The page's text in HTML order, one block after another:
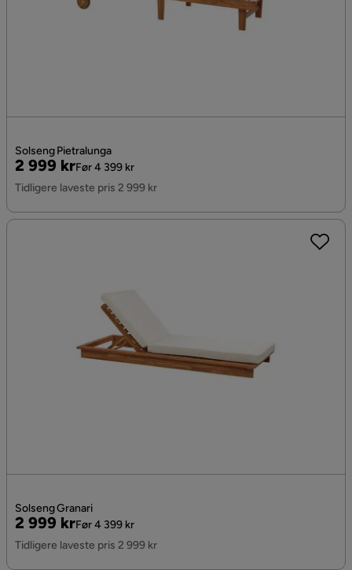
Solseng Pietralunga
Pris
2 999 kr
Original
Pris
Før 4 399 kr
Tidligere laveste pris 2 999 kr
Solseng Granari
Pris
2 999 kr
Original
Pris
Før 4 399 kr
Tidligere laveste pris 2 999 kr